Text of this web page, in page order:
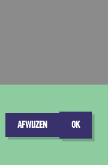
AFWIJZEN OK